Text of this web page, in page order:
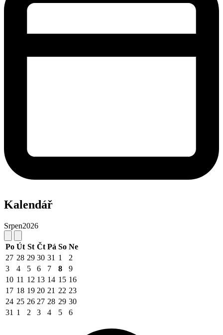
Kalendář
Srpen2026
Po Út St Čt Pá So Ne
27 28 29 30 31 1
2
3
4 5 6 7 8
9
10 11 12 13 14 15 16
17 18 19 20 21 22 23
24 25 26 27 28 29 30
31 1 2 3 4 5 6